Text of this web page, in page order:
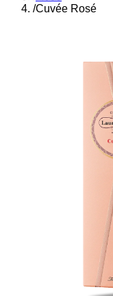
/Cuvée Rosé